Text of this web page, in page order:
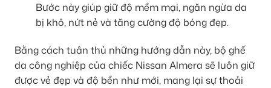
Bước này giúp giữ độ mềm mại, ngăn ngừa da
bị khô, nứt nẻ và tăng cường độ bóng đẹp.
Bằng cách tuân thủ những hướng dẫn này, bộ ghế
da công nghiệp của chiếc Nissan Almera sẽ luôn giữ
được vẻ đẹp và độ bền như mới, mang lại sự thoải